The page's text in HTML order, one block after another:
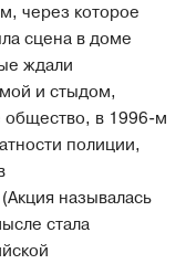
через которое
сцена в доме
ждали
и стыдом,
общество, в 1996-м
полиции,
называлась
стала